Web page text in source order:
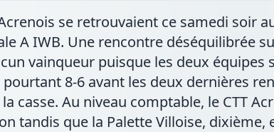
se retrouvaient ce samedi soir
A IWB. Une rencontre déséquilibrée
vainqueur puisque les deux équipes
8-6 avant les deux dernières
casse. Au niveau comptable, le CTT
tandis que la Palette Villoise,